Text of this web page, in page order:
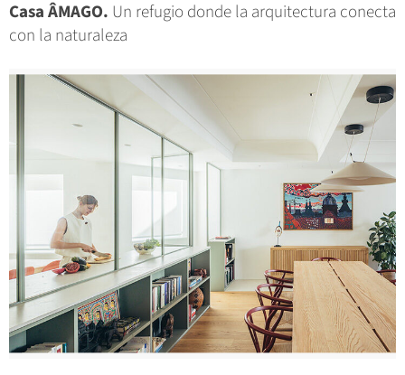
Casa ÂMAGO. Un refugio donde la arquitectura conecta
con la naturaleza